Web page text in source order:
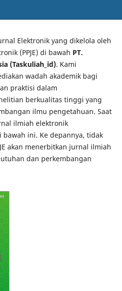
Elektronik yang dikelola oleh
(PPJE) di bawah PT.
(Taskuliah_id). Kami
wadah akademik bagi
praktisi dalam
berkualitas tinggi yang
ilmu pengetahuan. Saat
ilmiah elektronik
ini. Ke depannya, tidak
akan menerbitkan jurnal ilmiah
dan perkembangan